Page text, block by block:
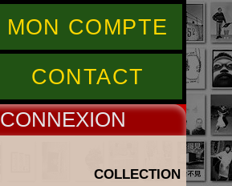
MON COMPTE
CONTACT
CONNEX
COLLECTION